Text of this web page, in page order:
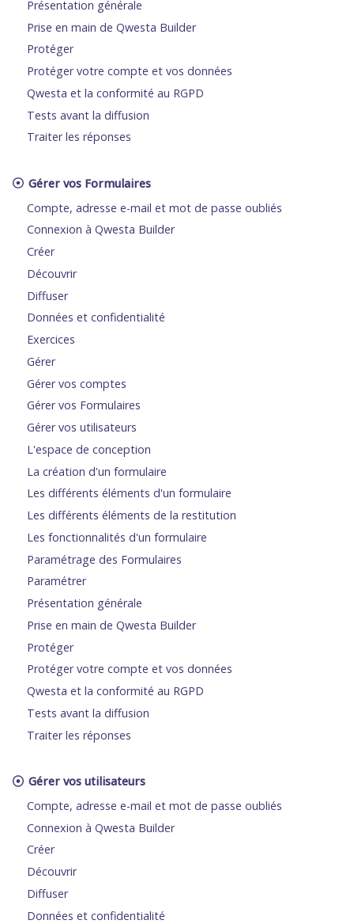
Présentation générale
Prise en main de Qwesta Builder
Protéger
Protéger votre compte et vos données
Qwesta et la conformité au RGPD
Tests avant la diffusion
Traiter les réponses
Gérer vos Formulaires
Compte, adresse e-mail et mot de passe oubliés
Connexion à Qwesta Builder
Créer
Découvrir
Diffuser
Données et confidentialité
Exercices
Gérer
Gérer vos comptes
Gérer vos Formulaires
Gérer vos utilisateurs
L'espace de conception
La création d'un formulaire
Les différents éléments d'un formulaire
Les différents éléments de la restitution
Les fonctionnalités d'un formulaire
Paramétrage des Formulaires
Paramétrer
Présentation générale
Prise en main de Qwesta Builder
Protéger
Protéger votre compte et vos données
Qwesta et la conformité au RGPD
Tests avant la diffusion
Traiter les réponses
Gérer vos utilisateurs
Compte, adresse e-mail et mot de passe oubliés
Connexion à Qwesta Builder
Créer
Découvrir
Diffuser
Données et confidentialité